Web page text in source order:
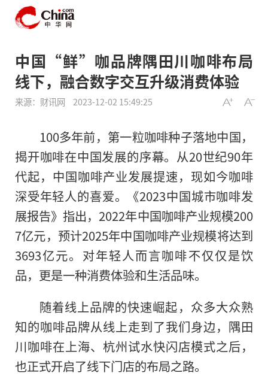
中国“鲜”咖品牌隅田川咖啡布局
线下，融合数字交互升级消费体验
来源：财讯网 2023-12-02 15:49:25
100多年前，第一粒咖啡种子落地中国，
揭开咖啡在中国发展的序幕。从20世纪90年
代起，中国咖啡产业发展提速，现如今咖啡
深受年轻人的喜爱。《2023中国城市咖啡发
展报告》指出，2022年中国咖啡产业规模200
7亿元，预计2025年中国咖啡产业规模将达到
3693亿元。对年轻人而言咖啡不仅仅是饮
品，更是一种消费体验和生活品味。
随着线上品牌的快速崛起，众多大众熟
知的咖啡品牌从线上走到了我们身边，隅田
川咖啡在上海、杭州试水快闪店模式之后，
也正式开启了线下门店的布局之路。